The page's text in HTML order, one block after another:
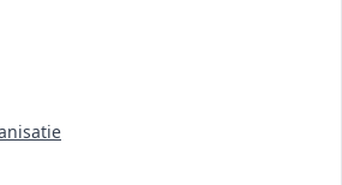
Ben je al lid?